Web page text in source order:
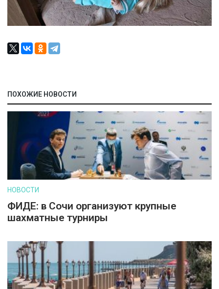
ПОХОЖИЕ НОВОСТИ
НОВОСТИ
ФИДЕ: в Сочи организуют крупные
шахматные турниры